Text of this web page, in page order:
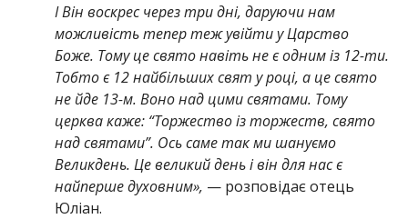
І Він воскрес через три дні, даруючи нам
можливість тепер теж увійти у Царство
Боже. Тому це свято навіть не є одним із 12-ти.
Тобто є 12 найбільших свят у році, а це свято
не йде 13-м. Воно над цими святами. Тому
церква каже: “Торжество із торжеств, свято
над святами”. Ось саме так ми шануємо
Великдень. Це великий день і він для нас є
найперше духовним», — розповідає отець
Юліан.